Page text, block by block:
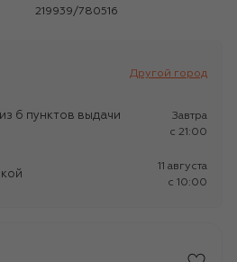
219939/780516
Другой город
6 пунктов выдачи
Завтра
c 21:00
11 августа
c 10:00